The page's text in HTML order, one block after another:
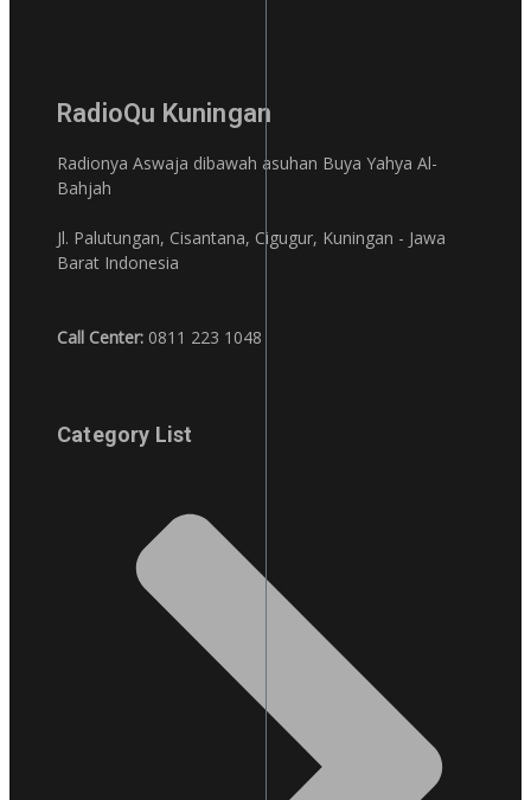
RadioQu Kuningan
Radionya Aswaja dibawah asuhan Buya Yahya Al-
Bahjah
Jl. Palutungan, Cisantana, Cigugur, Kuningan - Jawa
Barat Indonesia
Call Center: 0811 223 1048
Category List